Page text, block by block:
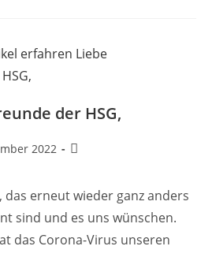
der HSG,
2022
Beitrags-
das erneut wieder ganz anders
sind und es uns wünschen.
das Corona-Virus unseren